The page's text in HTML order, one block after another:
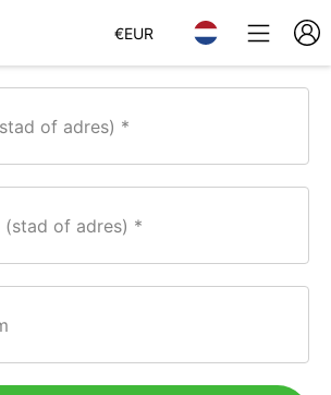
€EUR
of adres)
(stad of adres)